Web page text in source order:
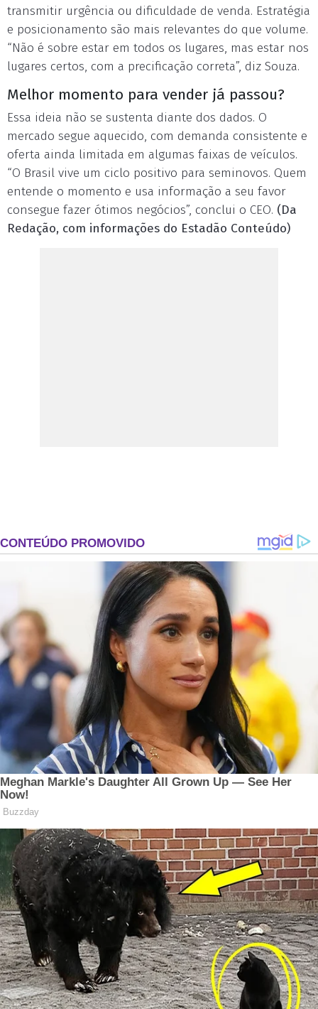
transmitir urgência ou dificuldade de venda. Estratégia
e posicionamento são mais relevantes do que volume.
“Não é sobre estar em todos os lugares, mas estar nos
lugares certos, com a precificação correta”, diz Souza.
Melhor momento para vender já passou?
Essa ideia não se sustenta diante dos dados. O
mercado segue aquecido, com demanda consistente e
oferta ainda limitada em algumas faixas de veículos.
“O Brasil vive um ciclo positivo para seminovos. Quem
entende o momento e usa informação a seu favor
consegue fazer ótimos negócios”, conclui o CEO. (Da
Redação, com informações do Estadão Conteúdo)